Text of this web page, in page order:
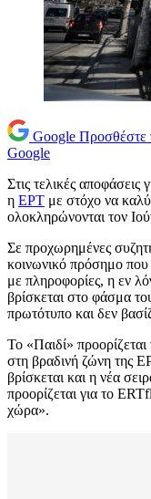
Google Προσθέστε
Google
Στις τελικές
η ΕΡΤ με στόχο να
ολοκληρώνονται τον
Σε προχωρημένες
κοινωνικό πρόσημο που
με πληροφορίες, η εν
βρίσκεται στο φάσμα
πρωτότυπο και δεν
Το «Παιδί»
στη βραδινή ζώνη της
βρίσκεται και η νέα
προορίζεται για το
χώρα».